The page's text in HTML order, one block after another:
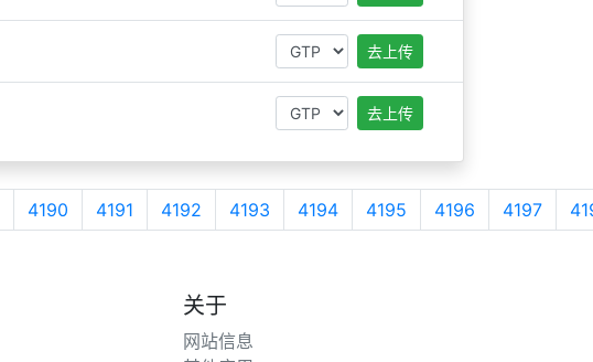
去上传
去上传
4190 4191 4192 4193 4194 4195 4196 4197
关于
网站信息